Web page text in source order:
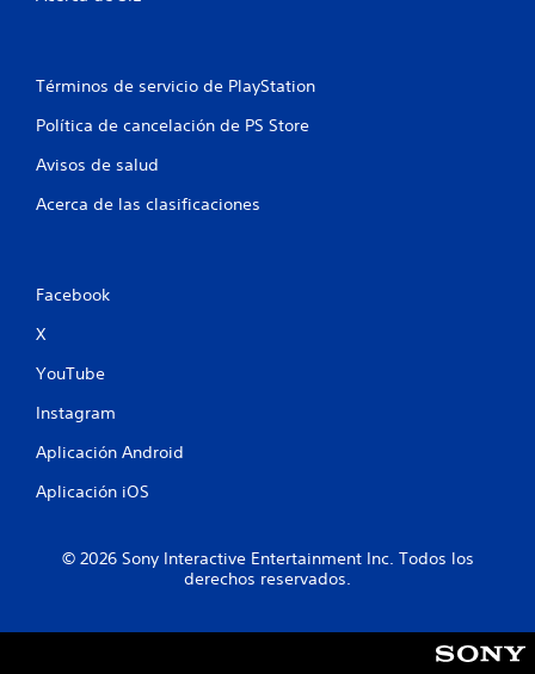
Términos de servicio de PlayStation
Política de cancelación de PS Store
Avisos de salud
Acerca de las clasificaciones
Facebook
X
YouTube
Instagram
Aplicación Android
Aplicación iOS
© 2026 Sony Interactive Entertainment Inc. Todos los
derechos reservados.